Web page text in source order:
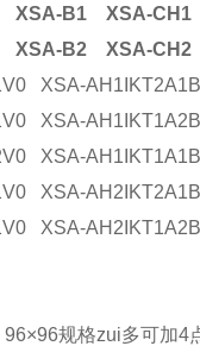
XSA-B1 XSA-CH1
XSA-B2 XSA-CH2
XSA-
XSA-
XSA-
XSA-
XSA-
规格zui多可加4